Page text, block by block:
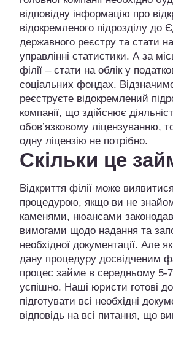
відповідну інформацію про
відокремленого підрозділу до
державного реєстру та стати
управлінні статистики. А за
філії – стати на облік у
соціальних фондах.
реєструєте відокремлений
компанії, що здійснює
обов’язковому ліцензуванню,
одну ліцензію не потрібно.
Скільки це
Відкриття філії може
процедурою, якщо ви не
каменями, нюансами
вимогами щодо надання та
необхідної документації. Але
дану процедуру досвідченим
процес займе в середньому 5-7
успішно. Наші юристи готові
підготувати всі необхідні
відповідь на всі питання, що